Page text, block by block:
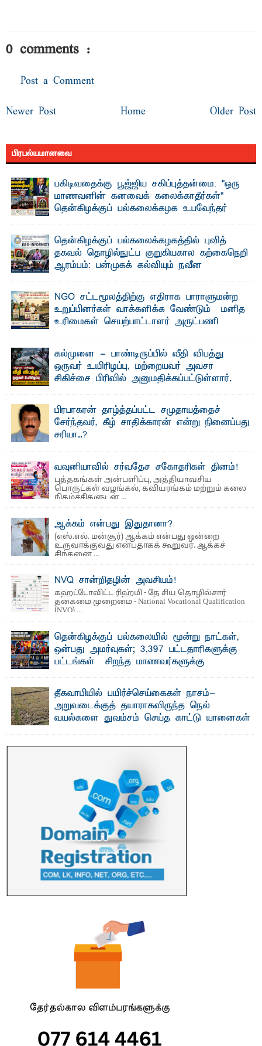
0 comments :
Post a Comment
Newer Post Older Post
Home
பிரபல்யமானவை
பகிடிவதைக்கு பூஜ்ஜிய சகிப்புத்தன்மை: "ஒரு
மாணவனின் கனவைக் கலைக்காதீர்கள்" –
தென்கிழக்குப் பல்கலைக்கழக உபவேந்தர்
"ஒ ரு மாணவனின் அல்லது மாணவியின் கனவு என்னால்
கலைக்கப்படாது" என்ற உறுதியை ஒவ்வொரு மாணவரும் ...
தென்கிழக்குப் பல்கலைக்கழகத்தில் புவித்
தகவல் தொழில்நுட்ப குறுகியகால கற்கைநெறி
ஆரம்பம்: பன்முகக் கல்வியும் நவீன
தொழில்நுட்பமும் காலத்தின் தேவை – பீடாதிபதி
பேராசிரியர் எம். எம். பாஸில்
தெ ன்கிழக்குப் பல்கலைக்கழகத்தின் கலை மற்றும் கலாசார
பீடத்தின் புவியியல் துறையினால் ...
NGO சட்டமூலத்திற்கு எதிராக பாராளுமன்ற
உறுப்பினர்கள் வாக்களிக்க வேண்டும் – மனித
உரிமைகள் செயற்பாட்டாளர் அருட்பணி
ஜே. எப். காமிலா பேகம்- இ லங்கை அரசாங்கம் அரசுசாரா
அமைப்புகள் (NGO) தொடர்பான புதிய சட்டமூலத்தை ...
கல்முனை - பாண்டிருப்பில் வீதி விபத்து
ஒருவர் உயிரிழப்பு, மற்றையவர் அவசர
சிகிச்சை பிரிவில் அனுமதிக்கப்பட்டுள்ளார்.
ஷனா- அ ம்பாறை மாவட்டம் கல்முனை ஆதார
பாண்டிருப்பு ...பிரபாகரன் தாழ்த்தப்பட்ட சமுதாயத்தைச்
சேர்ந்தவர், கீழ் சாதிக்காரன் என்று நினைப்பது
சரியா..?
வவுனியாவில் சர்வதேச சகோதரிகள் தினம்!
புத்தகங்கள் அன்பளிப்பு, அத்தியாவசிய
பொருட்கள் வழங்கல், கவியரங்கம் மற்றும் கலை
நிகழ்ச்சிகளுடன் ...
ஆக்கம் என்பது இதுதானா?
(எஸ்.எல். மன்சூர்) ஆக்கம் என்பது ஒன்றை
உருவாக்குவது என்பதாகக் கூறுவர். ஆக்கச்
சிந்தனை ...
NVQ சான்றிதழின் அவசியம்!
கஹட்டோவிட்ட ரிஹ்மி - தே சிய தொழில்சார்
தகைமை முறைமை - National Vocational Qualification
(NVQ) ...
தென்கிழக்குப் பல்கலையில் மூன்று நாட்கள்,
ஒன்பது அமர்வுகள்; 3,397 பட்டதாரிகளுக்கு
பட்டங்கள் – சிறந்த மாணவர்களுக்கு
தங்கப்பதக்கங்கள், நினைவுப் பதக்கங்கள்
மற்றும் சிறப்புப் பரிசுகள்
எம்.வை. அமீர்- ஒ லுவிலில் அமைந்துள்ள தென்கிழக்குப்
பல்கலைக்கழகத்தின் 18ஆவது பொதுப் பட்டமளிப்பு விழா ...
தீகவாபியில் பயிர்ச்செய்கைகள் நாசம்-
அறுவடைக்குத் தயாராகவிருந்த நெல்
வயல்களை துவம்சம் செய்த காட்டு யானைகள்
காணப்பட்ட பல ...